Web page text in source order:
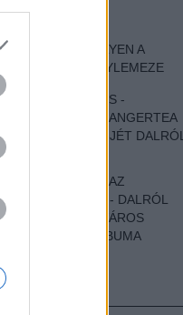
- ILYEN A
ÚJ NAGYLEMEZE
NERVES -
MEG AZ ANGERTEA
MEGJELENT EP-JÉT DALRÓL
FELELŐSSÉGTŐL AZ
FÖLDIG - DALRÓL
A KÉPZELT VÁROS
CÍMŰ ALBUMA